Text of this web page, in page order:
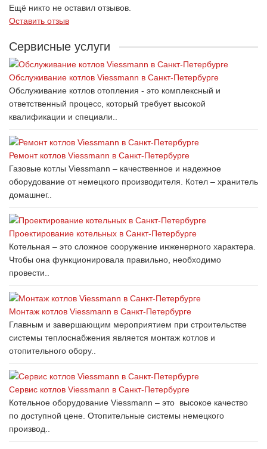
Ещё никто не оставил отзывов.
Оставить отзыв
Сервисные услуги
Обслуживание котлов Viessmann в Санкт-Петербурге
Обслуживание котлов отопления - это комплексный и
ответственный процесс, который требует высокой
квалификации и специали..
Ремонт котлов Viessmann в Санкт-Петербурге
Газовые котлы Viessmann – качественное и надежное
оборудование от немецкого производителя. Котел – хранитель
домашнег..
Проектирование котельных в Санкт-Петербурге
Котельная – это сложное сооружение инженерного характера.
Чтобы она функционировала правильно, необходимо
провести..
Монтаж котлов Viessmann в Санкт-Петербурге
Главным и завершающим мероприятием при строительстве
системы теплоснабжения является монтаж котлов и
отопительного обору..
Сервис котлов Viessmann в Санкт-Петербурге
Котельное оборудование Viessmann – это высокое качество
по доступной цене. Отопительные системы немецкого
производ..